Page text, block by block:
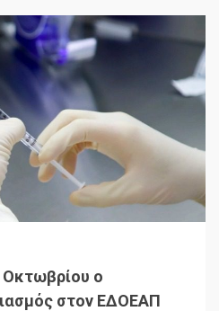
Οκτωβρίου ο
στον ΕΔΟΕΑΠ